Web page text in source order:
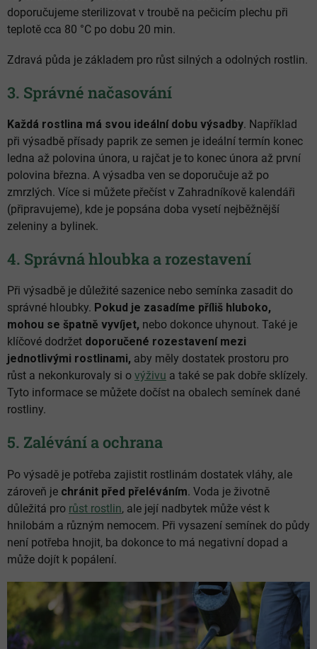
doporučujeme sterilizovat v troubě na pečicím plechu při
teplotě cca 80 °C po dobu 20 min.
Zdravá půda je základem pro růst silných a odolných rostlin.
3. Správné načasování
Každá rostlina má svou ideální dobu výsadby. Například
při výsadbě přísady paprik ze semen je ideální termín konec
ledna až polovina února, u rajčat je to konec února až první
polovina března. A výsadba ven se doporučuje až po
zmrzlých. Více si můžete přečíst v Zahradníkově kalendáři
(připravujeme), kde je popsána doba vysetí nejběžnější
zeleniny a bylinek.
4. Správná hloubka a rozestavení
Při výsadbě je důležité sazenice nebo semínka zasadit do
správné hloubky. Pokud je zasadíme příliš hluboko,
mohou se špatně vyvíjet, nebo dokonce uhynout. Také je
klíčové dodržet doporučené rozestavení mezi
jednotlivými rostlinami, aby měly dostatek prostoru pro
růst a nekonkurovaly si o výživu a také se pak dobře sklízely.
Tyto informace se můžete dočíst na obalech semínek dané
rostliny.
5. Zalévání a ochrana
Po výsadě je potřeba zajistit rostlinám dostatek vláhy, ale
zároveň je chránit před přeléváním. Voda je životně
důležitá pro růst rostlin, ale její nadbytek může vést k
hnilobám a různým nemocem. Při vysazení semínek do půdy
není potřeba hnojit, ba dokonce to má negativní dopad a
může dojít k popálení.